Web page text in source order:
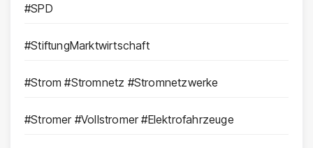
#SPD
#StiftungMarktwirtschaft
#Strom #Stromnetz #Stromnetzwerke
#Stromer #Vollstromer #Elektrofahrzeuge